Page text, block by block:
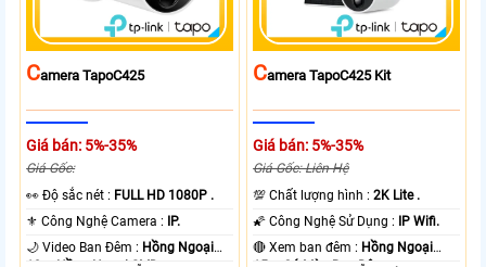
CAmera TapoC425
Giá bán: 5%-35%
Giá Gốc:
️👀 Độ sắc nét : FULL HD 1080P .
⚜️ Công Nghệ Camera :
IP.
🌙 Video Ban Đêm : Hồng Ngoại
CAmera TapoC425 Kit
Giá bán: 5%-35%
Giá Gốc: Liên Hệ
💯 Chất lượng hình :2K Lite .
🌠 Công Nghệ Sử Dụng :
IP Wifi.
🔴 Xem ban đêm : Hồng Ngoại